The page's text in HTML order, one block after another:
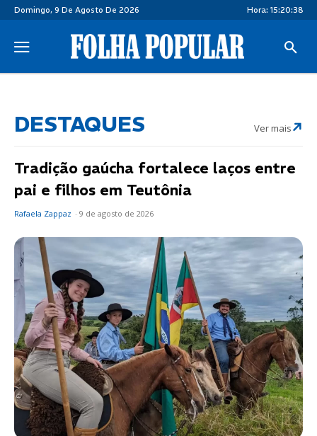
Domingo, 9 De Agosto De 2026 Hora: 15:20:40
DESTAQUES Ver mais
Tradição gaúcha fortalece laços entre
pai e filhos em Teutônia
Rafaela Zappaz - 9 de agosto de 2026